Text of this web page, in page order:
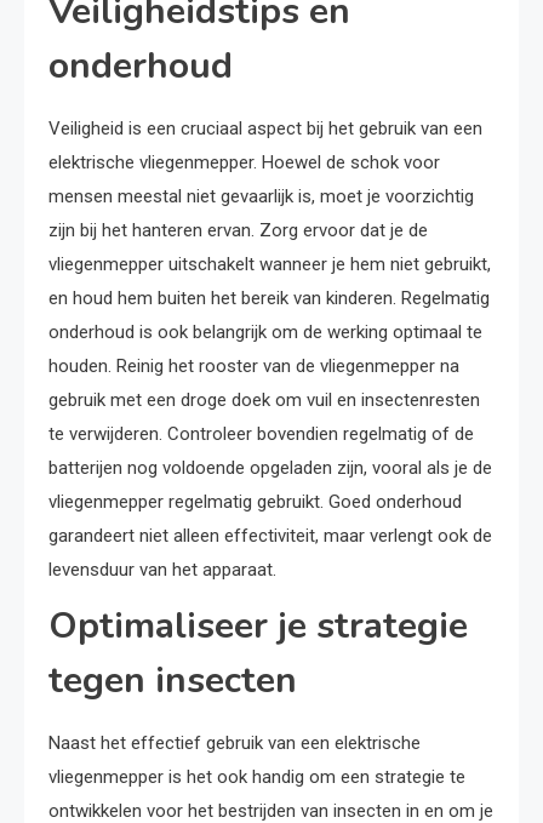
Veiligheidstips en
onderhoud
Veiligheid is een cruciaal aspect bij het gebruik van een
elektrische vliegenmepper. Hoewel de schok voor
mensen meestal niet gevaarlijk is, moet je voorzichtig
zijn bij het hanteren ervan. Zorg ervoor dat je de
vliegenmepper uitschakelt wanneer je hem niet gebruikt,
en houd hem buiten het bereik van kinderen. Regelmatig
onderhoud is ook belangrijk om de werking optimaal te
houden. Reinig het rooster van de vliegenmepper na
gebruik met een droge doek om vuil en insectenresten
te verwijderen. Controleer bovendien regelmatig of de
batterijen nog voldoende opgeladen zijn, vooral als je de
vliegenmepper regelmatig gebruikt. Goed onderhoud
garandeert niet alleen effectiviteit, maar verlengt ook de
levensduur van het apparaat.
Optimaliseer je strategie
tegen insecten
Naast het effectief gebruik van een elektrische
vliegenmepper is het ook handig om een strategie te
ontwikkelen voor het bestrijden van insecten in en om je